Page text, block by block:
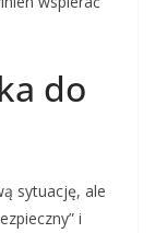
do
sytuację, ale
i